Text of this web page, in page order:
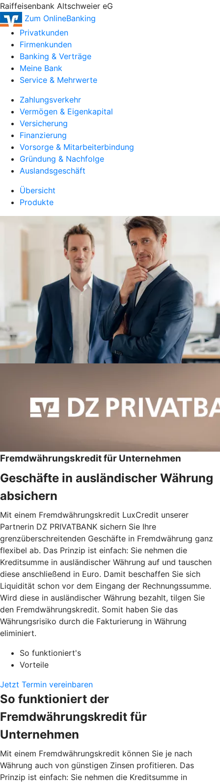
Raiffeisenbank Altschweier eG
Zum OnlineBanking
Privatkunden
Firmenkunden
Banking & Verträge
Meine Bank
Service & Mehrwerte
Zahlungsverkehr
Vermögen & Eigenkapital
Versicherung
Finanzierung
Vorsorge & Mitarbeiterbindung
Gründung & Nachfolge
Auslandsgeschäft
Übersicht
Produkte
Fremdwährungskredit für Unternehmen
Geschäfte in ausländischer Währung
absichern
Mit einem Fremdwährungskredit LuxCredit unserer
Partnerin DZ PRIVATBANK sichern Sie Ihre
grenzüberschreitenden Geschäfte in Fremdwährung ganz
flexibel ab. Das Prinzip ist einfach: Sie nehmen die
Kreditsumme in ausländischer Währung auf und tauschen
diese anschließend in Euro. Damit beschaffen Sie sich
Liquidität schon vor dem Eingang der Rechnungssumme.
Wird diese in ausländischer Währung bezahlt, tilgen Sie
den Fremdwährungskredit. Somit haben Sie das
Währungsrisiko durch die Fakturierung in Währung
eliminiert.
So funktioniert's
Vorteile
Jetzt Termin vereinbaren
So funktioniert der
Fremdwährungskredit für
Unternehmen
Mit einem Fremdwährungskredit können Sie je nach
Währung auch von günstigen Zinsen profitieren. Das
Prinzip ist einfach: Sie nehmen die Kreditsumme in